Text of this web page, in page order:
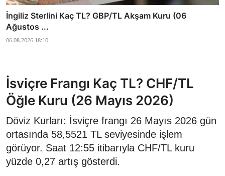
İngiliz Sterlini Kaç TL? GBP/TL Akşam Kuru (06
Ağustos ...
06.08.2026 18:10
İsviçre Frangı Kaç TL? CHF/TL
Öğle Kuru (26 Mayıs 2026)
Döviz Kurları: İsviçre frangı 26 Mayıs 2026 gün
ortasında 58,5521 TL seviyesinde işlem
görüyor. Saat 12:55 itibarıyla CHF/TL kuru
yüzde 0,27 artış gösterdi.